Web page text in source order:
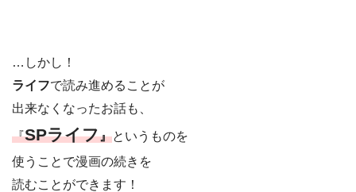
…しかし！
ライフで読み進めることが
出来なくなったお話も、
『SPライフ』というものを
使うことで漫画の続きを
読むことができます！